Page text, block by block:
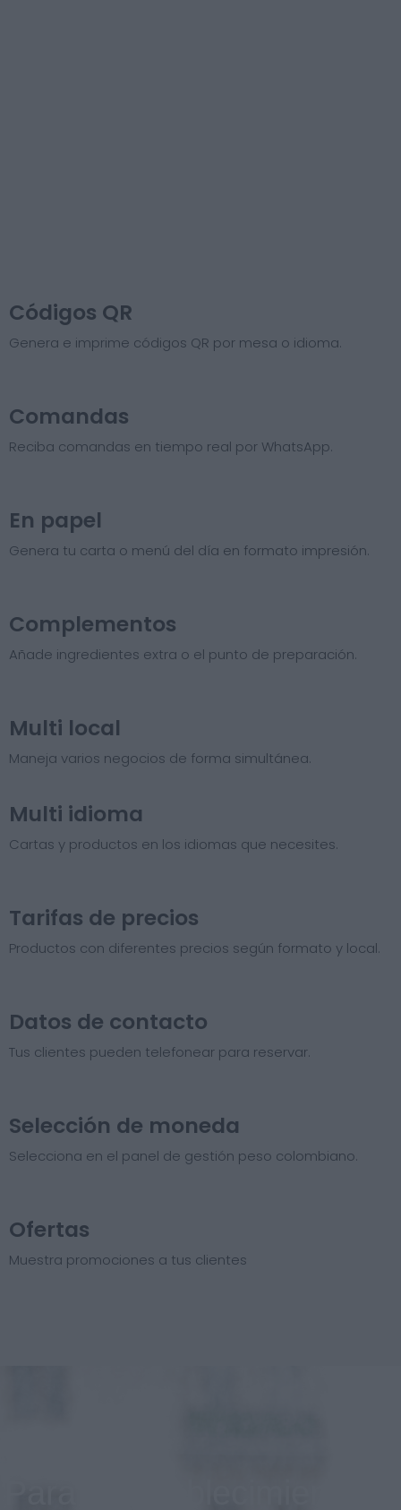
Códigos QR
Genera e imprime códigos QR por mesa o idioma.
Comandas
Reciba comandas en tiempo real por WhatsApp.
En papel
Genera tu carta o menú del día en formato impresión.
Complementos
Añade ingredientes extra o el punto de preparación.
Multi local
Maneja varios negocios de forma simultánea.
Multi idioma
Cartas y productos en los idiomas que necesites.
Tarifas de precios​
Productos con diferentes precios según formato y local.
Datos de contacto
Tus clientes pueden telefonear para reservar.
Selección de moneda
Selecciona en el panel de gestión peso colombiano.
Ofertas
Muestra promociones a tus clientes